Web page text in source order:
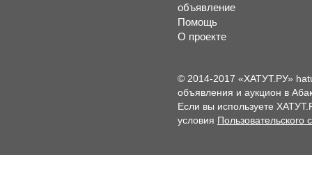
объявление
Помощь
О проекте
© 2014-2017 «ХАТУТ.РУ»
объявления и аукцион в
Если вы используете
условия Пользовательского